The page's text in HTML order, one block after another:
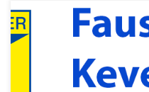
Am 18.03.23 waren wir zu
Um die Bilder zu